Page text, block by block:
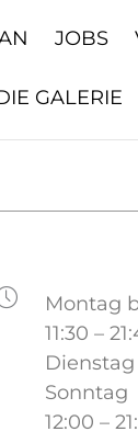
JOBS
GALERIE
Montag
11:30 –
Sonntag
12:00 –